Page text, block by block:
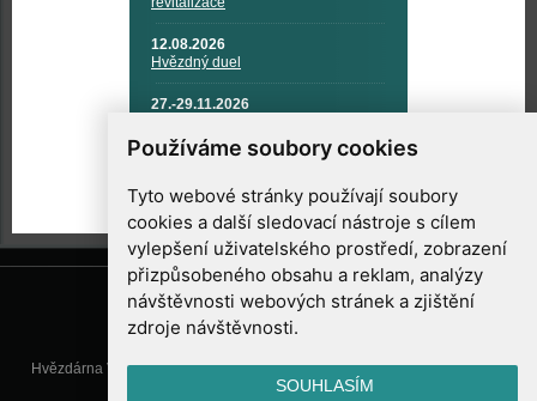
Používáme soubory cookies
Tyto webové stránky používají soubory
cookies a další sledovací nástroje s cílem
vylepšení uživatelského prostředí, zobrazení
přizpůsobeného obsahu a reklam, analýzy
návštěvnosti webových stránek a zjištění
zdroje návštěvnosti.
SOUHLASÍM
12.08.2026
Hvězdný duel
27.-29.11.2026
TECHNIKA A KOSMICKÉ
TECHNOLOGIE
Hvězdárna Valašské Meziříčí, příspěvková organizace, Vsetínská 78, 757
01 Valašské Meziříčí